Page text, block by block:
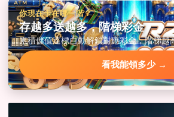
你現在卡在哪一階？
存越多送越多，階梯彩金
累積儲值達標自動解鎖對應彩金，階梯越
看我能領多少 →